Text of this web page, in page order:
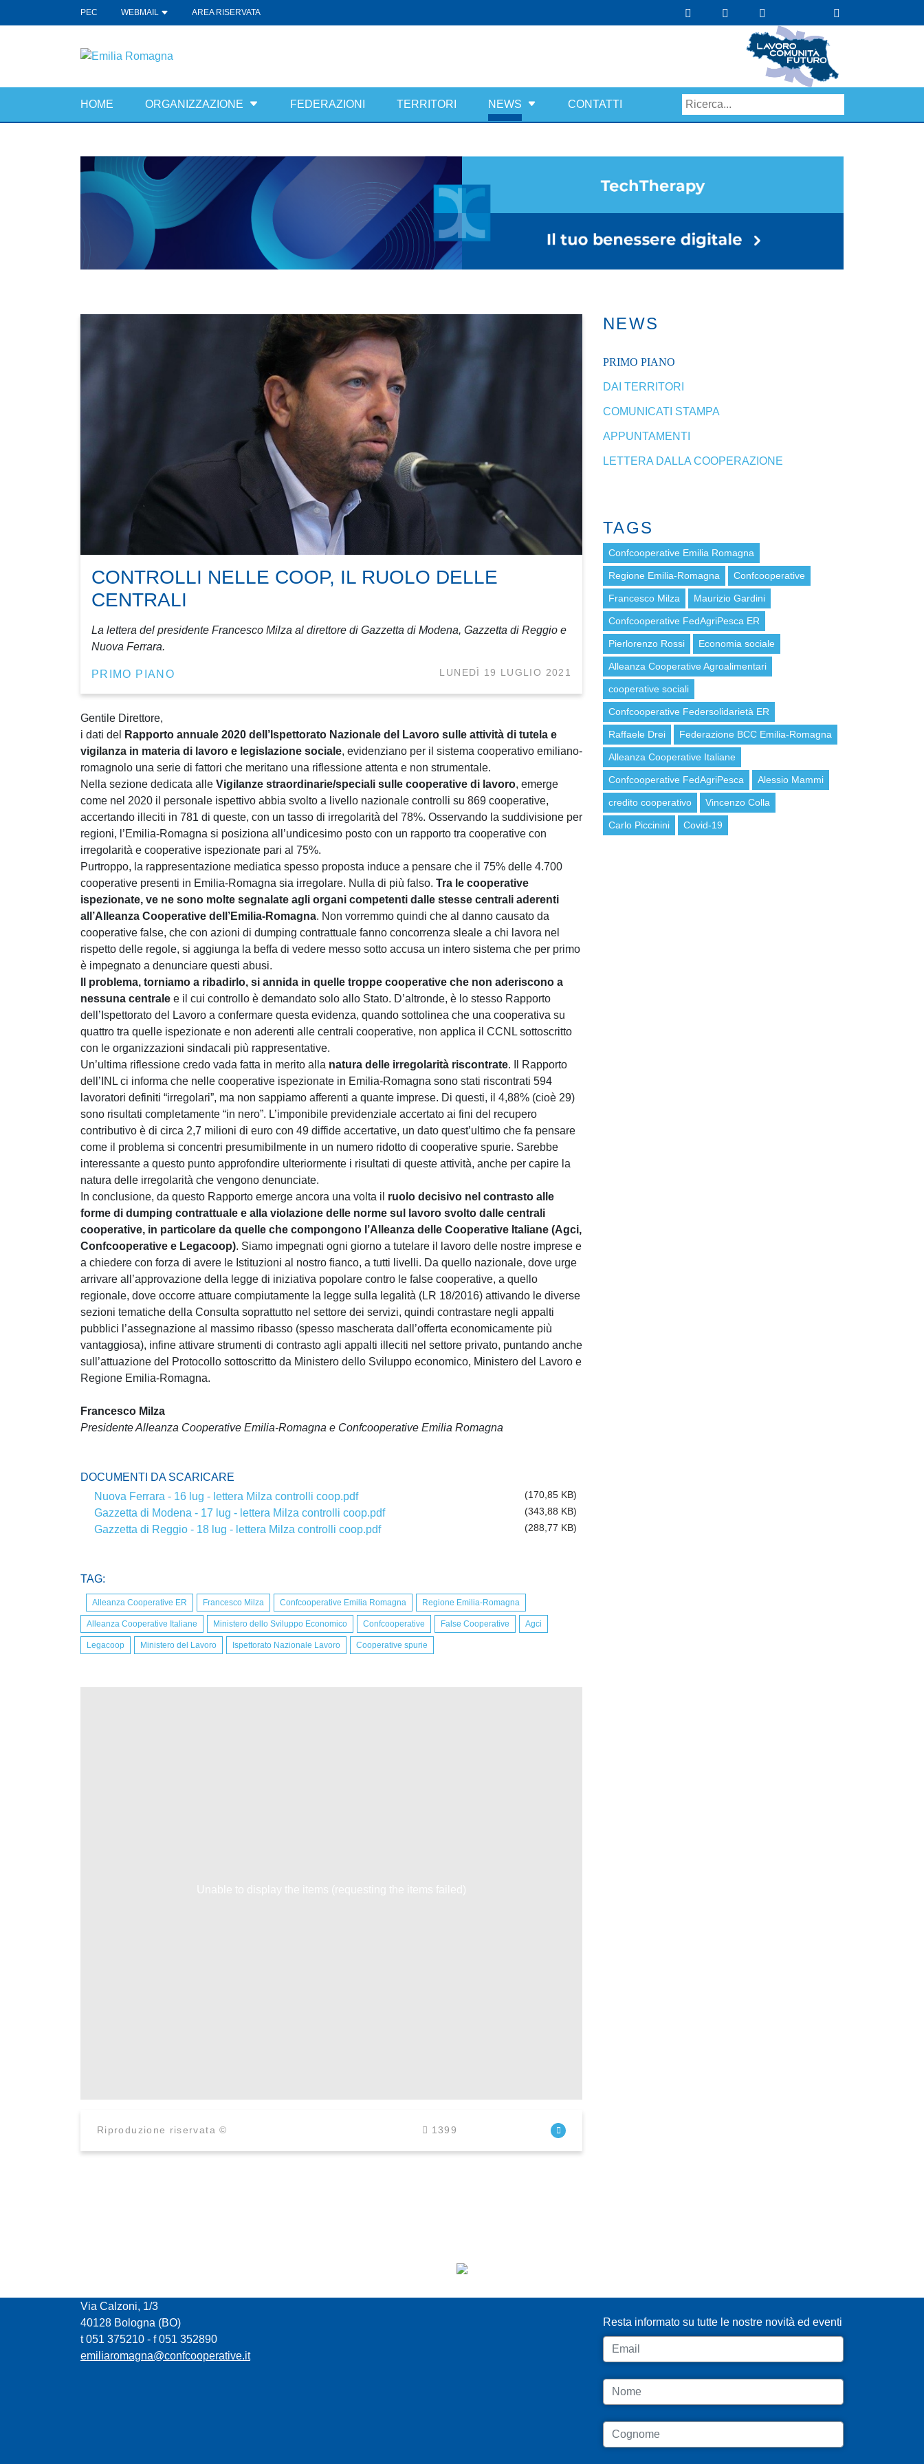
PEC WEBMAIL AREA RISERVATA
HOME ORGANIZZAZIONE FEDERAZIONI TERRITORI NEWS CONTATTI
CONTROLLI NELLE COOP, IL RUOLO DELLE
CENTRALI
La lettera del presidente Francesco Milza al direttore di Gazzetta di Modena, Gazzetta di Reggio e
Nuova Ferrara.
PRIMO PIANO LUNEDÌ 19 LUGLIO 2021
Gentile Direttore,
i dati del
Rapporto annuale 2020 dell’Ispettorato Nazionale del Lavoro sulle attività di tutela e
vigilanza in materia di lavoro e legislazione sociale, evidenziano per il sistema cooperativo emiliano-
romagnolo una serie di fattori che meritano una riflessione attenta e non strumentale.
Nella sezione dedicata alle Vigilanze straordinarie/speciali sulle cooperative di lavoro, emerge
come nel 2020 il personale ispettivo abbia svolto a livello nazionale controlli su 869 cooperative,
accertando illeciti in 781 di queste, con un tasso di irregolarità del 78%. Osservando la suddivisione per
regioni, l’Emilia-Romagna si posiziona all’undicesimo posto con un rapporto tra cooperative con
irregolarità e cooperative ispezionate pari al 75%.
Purtroppo, la rappresentazione mediatica spesso proposta induce a pensare che il 75% delle 4.700
cooperative presenti in Emilia-Romagna sia irregolare. Nulla di più falso. Tra le cooperative
ispezionate, ve ne sono molte segnalate agli organi competenti dalle stesse centrali aderenti
all’Alleanza Cooperative dell’Emilia-Romagna. Non vorremmo quindi che al danno causato da
cooperative false, che con azioni di dumping contrattuale fanno concorrenza sleale a chi lavora nel
rispetto delle regole, si aggiunga la beffa di vedere messo sotto accusa un intero sistema che per primo
è impegnato a denunciare questi abusi.
Il problema, torniamo a ribadirlo, si annida in quelle troppe cooperative che non aderiscono a
nessuna centrale e il cui controllo è demandato solo allo Stato. D’altronde, è lo stesso Rapporto
dell’Ispettorato del Lavoro a confermare questa evidenza, quando sottolinea che una cooperativa su
quattro tra quelle ispezionate e non aderenti alle centrali cooperative, non applica il CCNL sottoscritto
con le organizzazioni sindacali più rappresentative.
Un’ultima riflessione credo vada fatta in merito alla natura delle irregolarità riscontrate. Il Rapporto
dell’INL ci informa che nelle cooperative ispezionate in Emilia-Romagna sono stati riscontrati 594
lavoratori definiti “irregolari”, ma non sappiamo afferenti a quante imprese. Di questi, il 4,88% (cioè 29)
sono risultati completamente “in nero”. L’imponibile previdenziale accertato ai fini del recupero
contributivo è di circa 2,7 milioni di euro con 49 diffide accertative, un dato quest’ultimo che fa pensare
come il problema si concentri presumibilmente in un numero ridotto di cooperative spurie. Sarebbe
interessante a questo punto approfondire ulteriormente i risultati di queste attività, anche per capire la
natura delle irregolarità che vengono denunciate.
In conclusione, da questo Rapporto emerge ancora una volta il ruolo decisivo nel contrasto alle
forme di dumping contrattuale e alla violazione delle norme sul lavoro svolto dalle centrali
cooperative, in particolare da quelle che compongono l’Alleanza delle Cooperative Italiane (Agci,
Confcooperative e Legacoop). Siamo impegnati ogni giorno a tutelare il lavoro delle nostre imprese e
a chiedere con forza di avere le Istituzioni al nostro fianco, a tutti livelli. Da quello nazionale, dove urge
arrivare all’approvazione della legge di iniziativa popolare contro le false cooperative, a quello
regionale, dove occorre attuare compiutamente la legge sulla legalità (LR 18/2016) attivando le diverse
sezioni tematiche della Consulta soprattutto nel settore dei servizi, quindi contrastare negli appalti
pubblici l’assegnazione al massimo ribasso (spesso mascherata dall’offerta economicamente più
vantaggiosa), infine attivare strumenti di contrasto agli appalti illeciti nel settore privato, puntando anche
sull’attuazione del Protocollo sottoscritto da Ministero dello Sviluppo economico, Ministero del Lavoro e
Regione Emilia-Romagna.
Francesco Milza
Presidente Alleanza Cooperative Emilia-Romagna e Confcooperative Emilia Romagna
DOCUMENTI DA SCARICARE
Nuova Ferrara - 16 lug - lettera Milza controlli coop.pdf
(170,85 KB)
Gazzetta di Modena - 17 lug - lettera Milza controlli coop.pdf (343,88 KB)
Gazzetta di Reggio - 18 lug - lettera Milza controlli coop.pdf (288,77 KB)
TAG:
Alleanza Cooperative ER Francesco Milza Confcooperative Emilia Romagna Regione Emilia-Romagna
Alleanza Cooperative Italiane Ministero dello Sviluppo Economico Confcooperative False Cooperative Agci
Legacoop Ministero del Lavoro Ispettorato Nazionale Lavoro Cooperative spurie
Riproduzione riservata © 1399
NEWS
PRIMO PIANO
DAI TERRITORI
COMUNICATI STAMPA
APPUNTAMENTI
LETTERA DALLA COOPERAZIONE
TAGS
Confcooperative Emilia Romagna
Regione Emilia-Romagna Confcooperative
Francesco Milza Maurizio Gardini
Confcooperative FedAgriPesca ER
Pierlorenzo Rossi Economia sociale
Alleanza Cooperative Agroalimentari
cooperative sociali
Confcooperative Federsolidarietà ER
Raffaele Drei Federazione BCC Emilia-Romagna
Alleanza Cooperative Italiane
Confcooperative FedAgriPesca Alessio Mammi
credito cooperativo Vincenzo Colla
Carlo Piccinini Covid-19
Resta informato su tutte le nostre novità ed eventi
Email
Nome
Cognome
Via Calzoni, 1/3
40128 Bologna (BO)
t 051 375210 - f 051 352890
emiliaromagna@confcooperative.it